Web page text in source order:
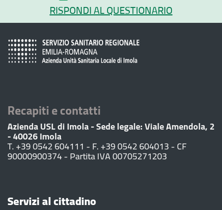
RISPONDI AL QUESTIONARIO
Recapiti e contatti
Azienda USL di Imola - Sede legale: Viale Amendola, 2
- 40026 Imola
T. +39 0542 604111 - F. +39 0542 604013 - CF
90000900374 - Partita IVA 00705271203
Servizi al cittadino